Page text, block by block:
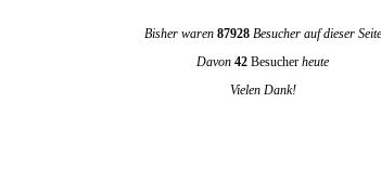
Bisher waren 87928Besucher auf dieser Seite
Davon 42 Besucher heute
Vielen Dank!